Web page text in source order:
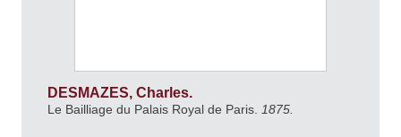
DESMAZES, Charles.
Le Bailliage du Palais Royal de Paris. 1875.